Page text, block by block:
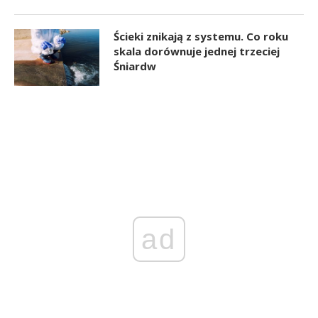
Ścieki znikają z systemu. Co roku
skala dorównuje jednej trzeciej
Śniardw
ad